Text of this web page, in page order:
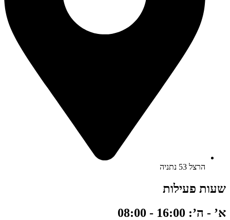
הרצל 53 נתניה
שעות פעילות
א’ - ה’: 16:00 - 08:00